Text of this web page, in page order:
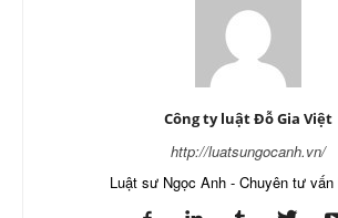
Công ty luật Đỗ Gia Việt
http://luatsungocanh.vn/
Luật sư Ngọc Anh - Chuyên tư